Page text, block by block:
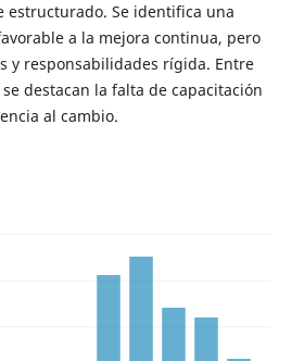
estructurado. Se identifica una
a la mejora continua, pero
y responsabilidades rígida. Entre
destacan la falta de capacitación
al cambio.